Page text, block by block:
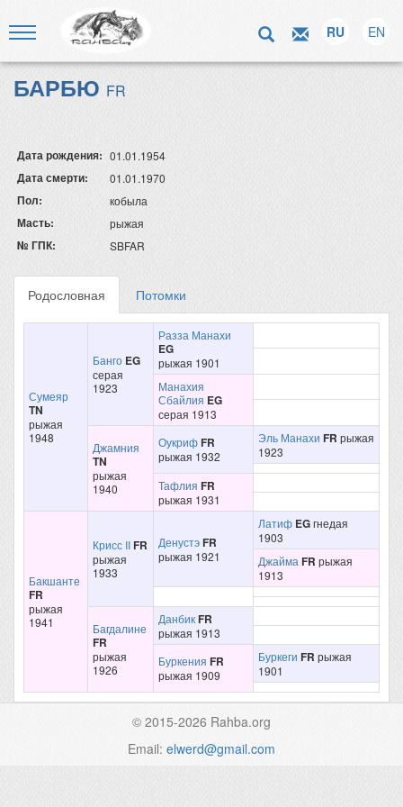
RU EN
БАРБЮ FR
Дата рождения: 01.01.1954
Дата смерти: 01.01.1970
Пол: кобыла
Масть: рыжая
№ ГПК: SBFAR
Родословная Потомки
Сумеяр
TN
рыжая
1948
Банго EG
серая
1923
Разза Манахи
EG
рыжая 1901
Манахия
Сбайлия EG
серая 1913
Джамния
TN
рыжая
1940
ОукрифFR
рыжая 1932
Эль Манахи FR рыжая
1923
Тафлия FR
рыжая 1931
Бакшанте
FR
рыжая
1941
Крисс IIFR
рыжая
1933
ДенустэFR
рыжая 1921
Латиф EGгнедая
1903
Джайма FR рыжая
1913
Багдалине
FR
рыжая
1926
ДанбикFR
рыжая 1913
Буркения FR
рыжая 1909
Буркеги FR рыжая
1901
© 2015-2026 Rahba.org
Email: elwerd@gmail.com